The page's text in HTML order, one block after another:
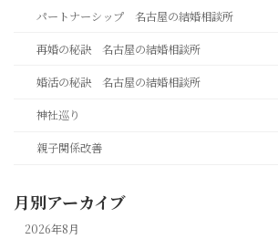
パートナーシップ 名古屋の結婚相談所
再婚の秘訣 名古屋の結婚相談所
婚活の秘訣 名古屋の結婚相談所
神社巡り
親子関係改善
月別アーカイブ
2026年8月